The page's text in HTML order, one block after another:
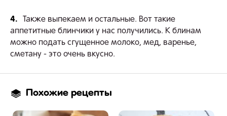
4.
Также выпекаем и остальные. Вот такие
аппетитные блинчики у нас получились. К блинам
можно подать сгущенное молоко, мед, варенье,
сметану - это очень вкусно.
Похожие рецепты